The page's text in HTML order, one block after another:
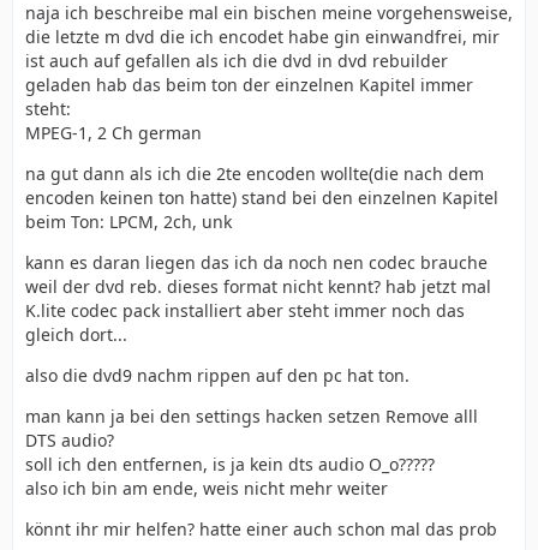
naja ich beschreibe mal ein bischen meine vorgehensweise,
die letzte m dvd die ich encodet habe gin einwandfrei, mir
ist auch auf gefallen als ich die dvd in dvd rebuilder
geladen hab das beim ton der einzelnen Kapitel immer
steht:
MPEG-1, 2 Ch german
na gut dann als ich die 2te encoden wollte(die nach dem
encoden keinen ton hatte) stand bei den einzelnen Kapitel
beim Ton: LPCM, 2ch, unk
kann es daran liegen das ich da noch nen codec brauche
weil der dvd reb. dieses format nicht kennt? hab jetzt mal
K.lite codec pack installiert aber steht immer noch das
gleich dort...
also die dvd9 nachm rippen auf den pc hat ton.
man kann ja bei den settings hacken setzen Remove alll
DTS audio?
soll ich den entfernen, is ja kein dts audio O_o?????
also ich bin am ende, weis nicht mehr weiter
könnt ihr mir helfen? hatte einer auch schon mal das prob